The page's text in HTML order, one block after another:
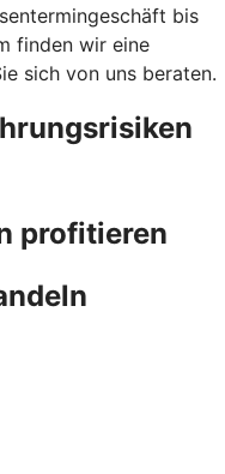
bis
finden wir eine
sich von uns beraten.
profitieren